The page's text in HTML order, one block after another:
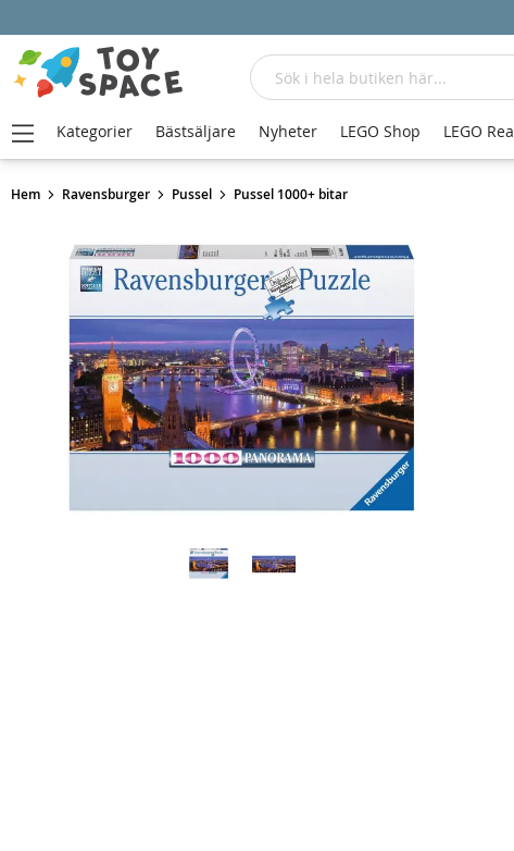
Hem Ravensburger Pussel Pussel 1000+ bitar
Sök
Kategorier Bästsäljare Nyheter LEGO Shop LEGO Rea